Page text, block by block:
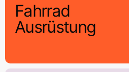
Fahrrad
Ausrüstung